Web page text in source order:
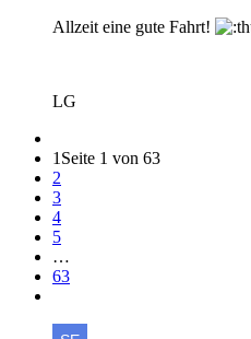
Allzeit eine gute Fahrt!
LG
1 Seite 1 von 63
2
3
4
5
…
63